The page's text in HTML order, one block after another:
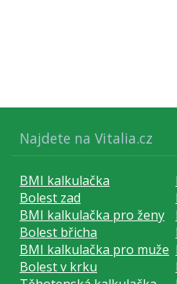
Najdete na Vitalia.cz
BMI kalkulačka
Bolest zad
BMI kalkulačka pro ženy
Bolest břicha
BMI kalkulačka pro muže
Bolest v krku